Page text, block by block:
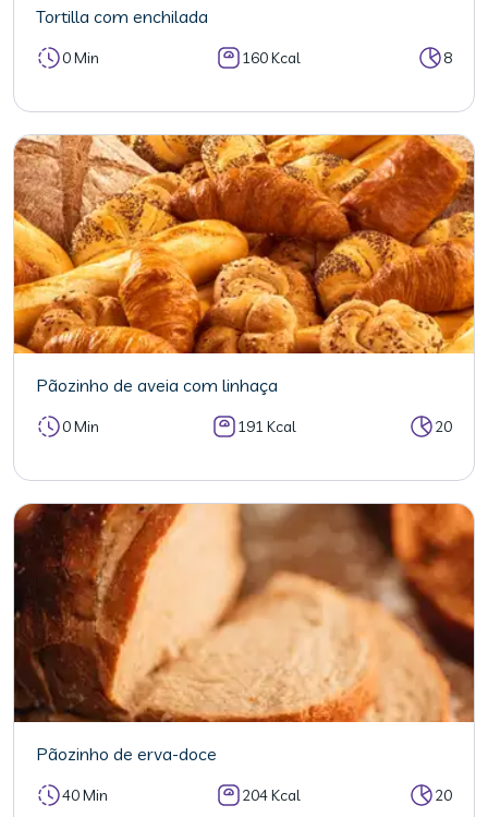
Tortilla com enchilada
0 Min 160 Kcal 8
Pãozinho de aveia com linhaça
0 Min 191 Kcal 20
Pãozinho de erva-doce
40 Min 204 Kcal 20